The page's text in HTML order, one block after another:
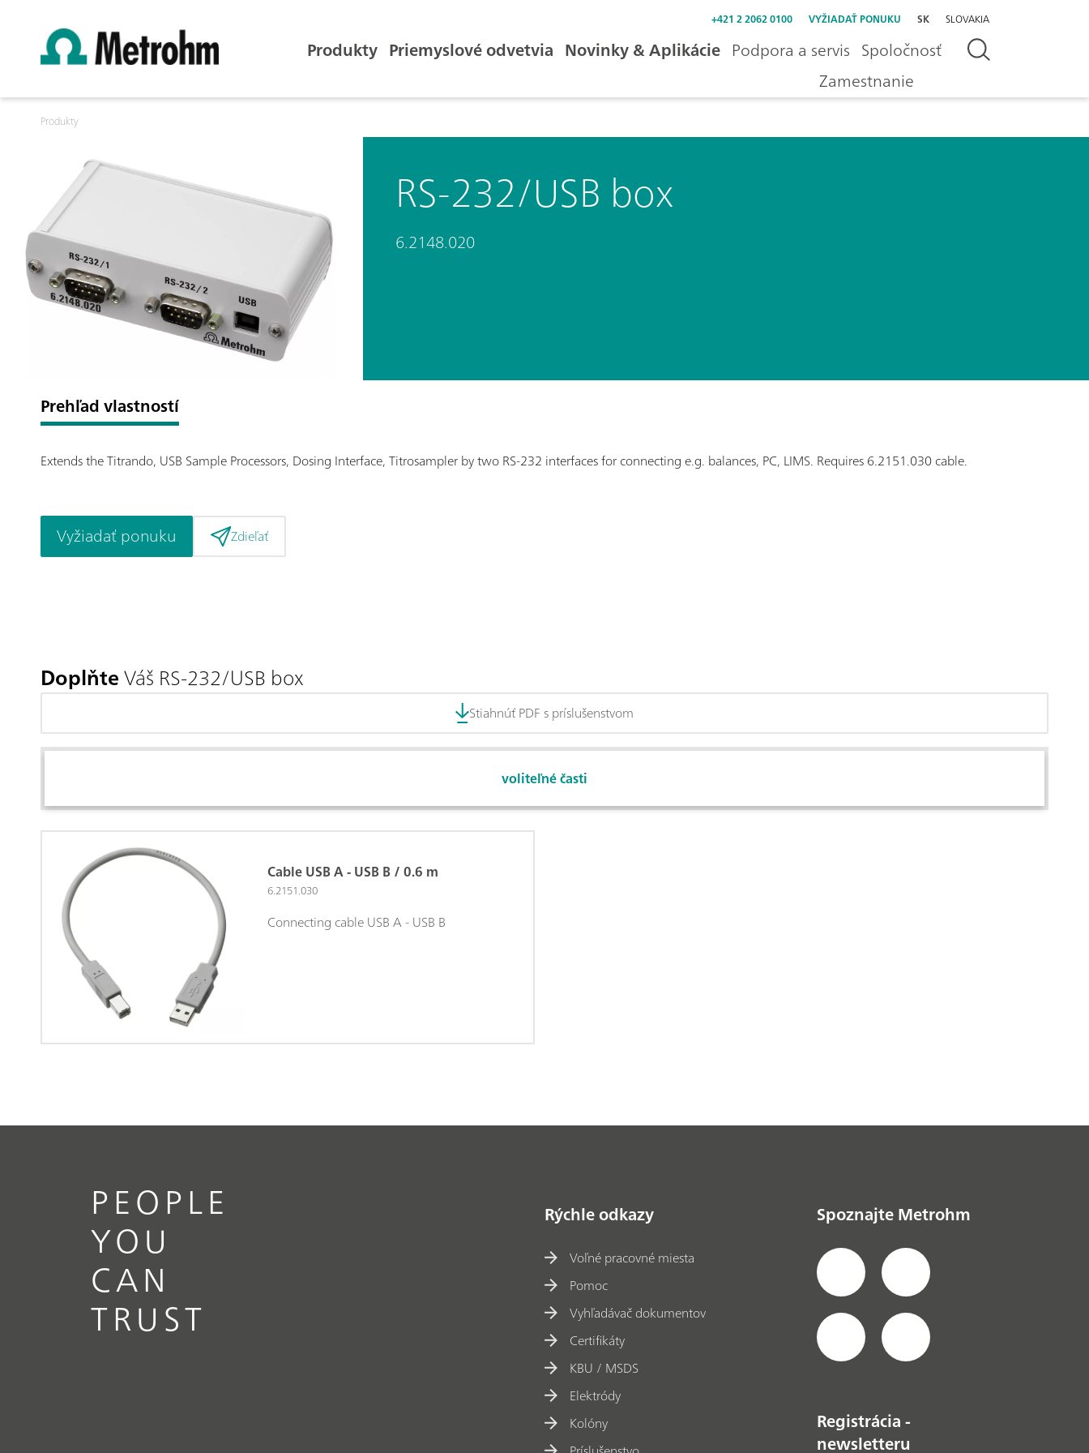
+421 2 2062 0100 VYŽIADAŤ PONUKU SK SLOVAKIA
Produkty Priemyslové odvetvia Novinky & Aplikácie Podpora a servis Spoločnosť
Zamestnanie
Produkty
RS-232/USB box
6.2148.020
Prehľad vlastností
Extends the Titrando, USB Sample Processors, Dosing Interface, Titrosampler by two RS-232 interfaces for connecting e.g. balances, PC, LIMS. Requires 6.2151.030 cable.
Vyžiadať ponuku Zdieľať
DoplňteVáš RS-232/USB box
Stiahnúť PDF s príslušenstvom
voliteľné časti
Cable USB A - USB B / 0.6 m
6.2151.030
Connecting cable USB A - USB B
PEOPLE
YOU
CAN
TRUST
Rýchle odkazy
Voľné pracovné miesta
Pomoc
Vyhľadávač dokumentov
Certifikáty
KBU / MSDS
Elektródy
Kolóny
Spoznajte Metrohm
Registrácia -
newsletteru